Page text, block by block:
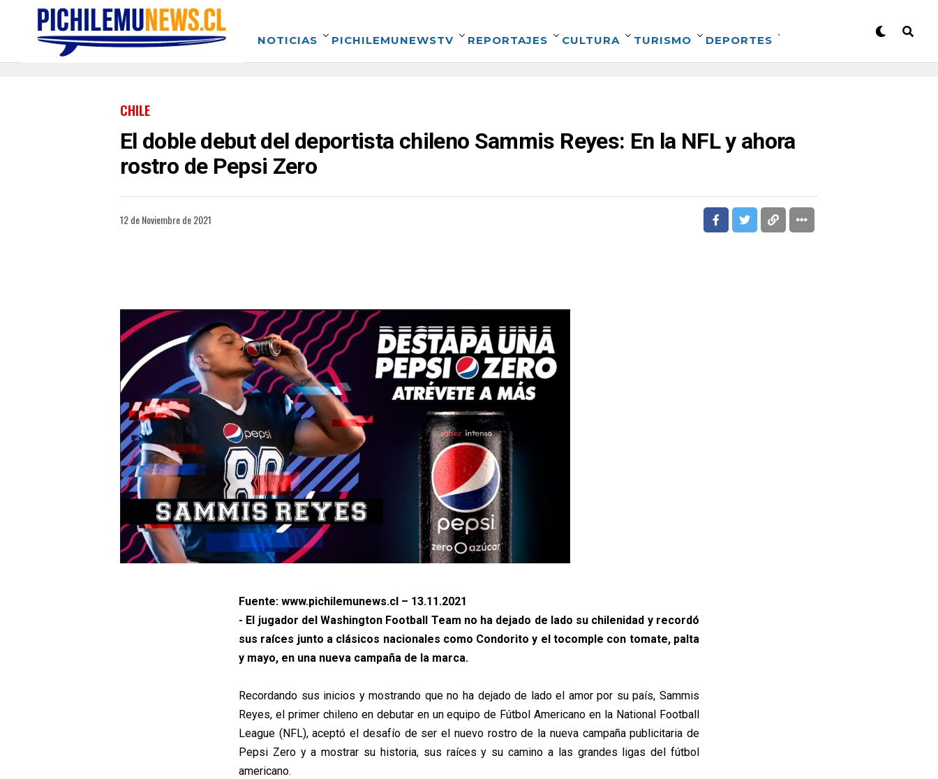
NOTICIAS PICHILEMUNEWSTV REPORTAJES CULTURA TURISMO DEPORTES
CHILE
El doble debut del deportista chileno Sammis Reyes: En la NFL y ahora
rostro de Pepsi Zero
12 de Noviembre de 2021
Fuente: www.pichilemunews.cl – 13.11.2021
- El jugador del Washington Football Team no ha dejado de lado su chilenidad y recordó
sus raíces junto a clásicos nacionales como Condorito y el tocomple con tomate, palta
y mayo, en una nueva campaña de la marca.
Recordando sus inicios y mostrando que no ha dejado de lado el amor por su país, Sammis
Reyes, el primer chileno en debutar en un equipo de Fútbol Americano en la National Football
League (NFL), aceptó el desafío de ser el nuevo rostro de la nueva campaña publicitaria de
Pepsi Zero y a mostrar su historia, sus raíces y su camino a las grandes ligas del fútbol
americano.